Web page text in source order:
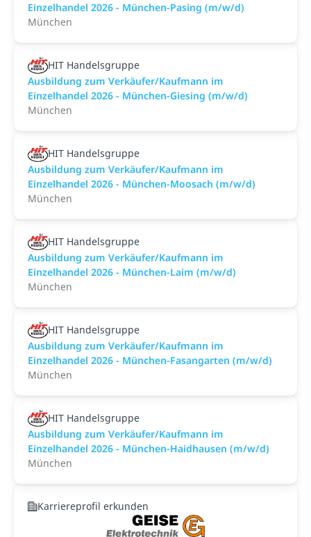
Einzelhandel 2026 - München-Pasing (m/w/d)
München
HIT Handelsgruppe
Ausbildung zum Verkäufer/Kaufmann im
Einzelhandel 2026 - München-Giesing (m/w/d)
München
HIT Handelsgruppe
Ausbildung zum Verkäufer/Kaufmann im
Einzelhandel 2026 - München-Moosach (m/w/d)
München
HIT Handelsgruppe
Ausbildung zum Verkäufer/Kaufmann im
Einzelhandel 2026 - München-Laim (m/w/d)
München
HIT Handelsgruppe
Ausbildung zum Verkäufer/Kaufmann im
Einzelhandel 2026 - München-Fasangarten (m/w/d)
München
HIT Handelsgruppe
Ausbildung zum Verkäufer/Kaufmann im
Einzelhandel 2026 - München-Haidhausen (m/w/d)
München
Karriereprofil erkunden